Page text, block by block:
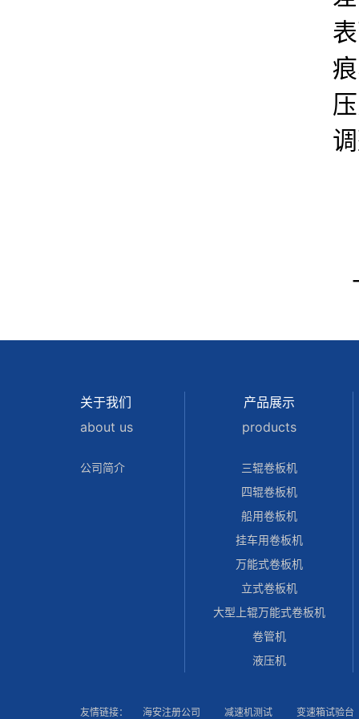
关于我们
about us
公司简介
产品展示
products
三辊卷板机
四辊卷板机
船用卷板机
挂车用卷板机
万能式卷板机
立式卷板机
大型上辊万能式卷板机
卷管机
液压机
友情链接： 海安注册公司 减速机测试 变速箱试验台